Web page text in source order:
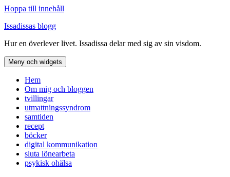
Hoppa till innehåll
Issadissas blogg
Hur en överlever livet. Issadissa delar med sig av sin visdom.
Meny och widgets
Hem
Om mig och bloggen
tvillingar
utmattningssyndrom
samtiden
recept
böcker
digital kommunikation
sluta lönearbeta
psykisk ohälsa